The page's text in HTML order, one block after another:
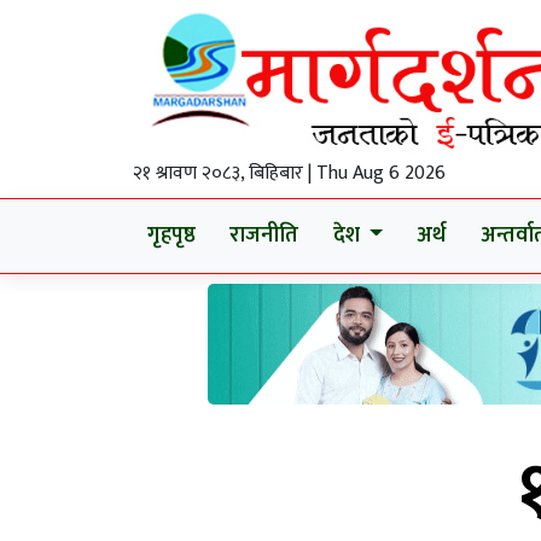
२१ श्रावण २०८३, बिहिबार | Thu Aug 6 2026
गृहपृष्ठ राजनीति देश अर्थ